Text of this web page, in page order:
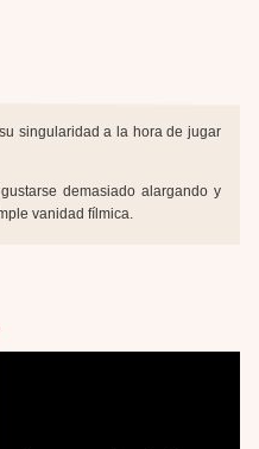
singularidad a la hora de jugar
demasiado alargando y
vanidad fílmica.